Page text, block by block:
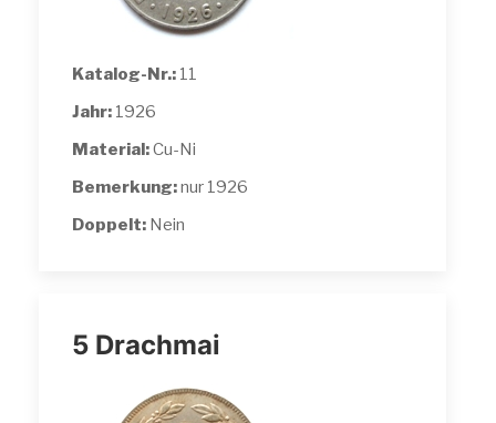
Katalog-Nr.: 11
Jahr: 1926
Material:Cu-Ni
Bemerkung:nur 1926
Doppelt: Nein
5 Drachmai